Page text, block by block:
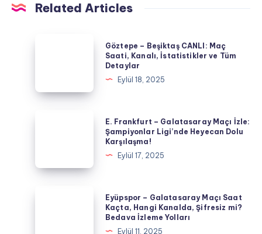
Related Articles
Maç
Tüm
Göztepe – Beşiktaş CANLI: Maç
Saati, Kanalı, İstatistikler ve Tüm
Detaylar
Eylül 18, 2025
Maçı
E. Frankfurt – Galatasaray Maçı İzle:
Şampiyonlar Ligi’nde Heyecan Dolu
Karşılaşma!
Eylül 17, 2025
Eyüpspor – Galatasaray Maçı Saat
Kaçta, Hangi Kanalda, Şifresiz mi?
Bedava İzleme Yolları
Eylül 11, 2025